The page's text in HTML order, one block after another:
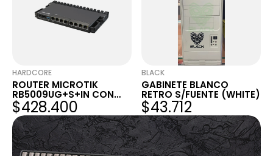
HARDCORE
ROUTER MICROTIK
RB5009UG+S+IN CON
FUENTE
$428.400
BLACK
GABINETE BLANCO
RETRO S/FUENTE (WHITE)
$43.712